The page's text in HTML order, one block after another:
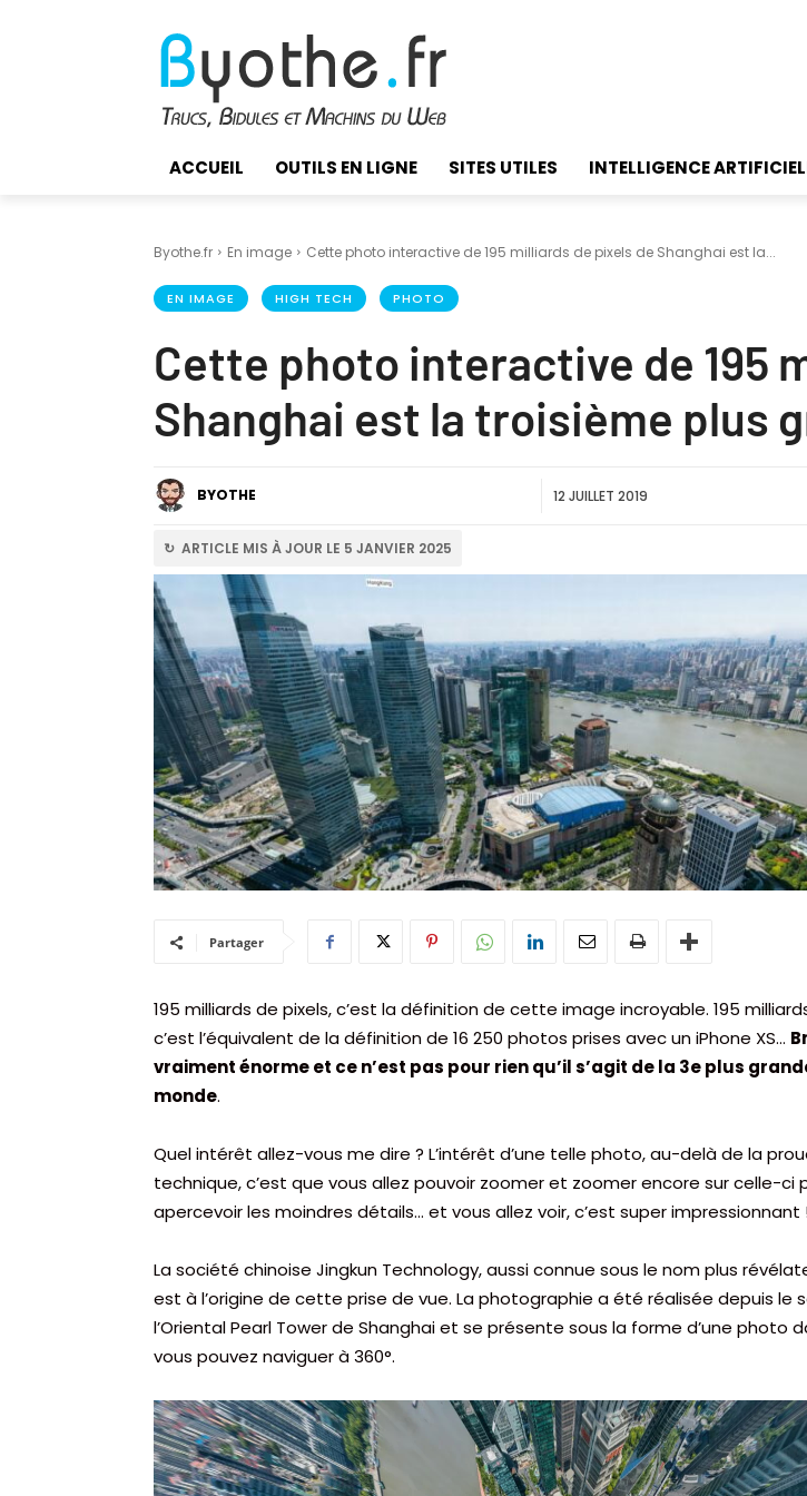
ACCUEIL OUTILS EN LIGNE SITES UTILES INTELLIGENCE
Byothe.fr En image Cette photo interactive de 195 milliards de pixels de Shanghai est la...
EN IMAGE HIGH TECH PHOTO
Cette photo interactive de 195
Shanghai est la troisième plus
BYOTHE 12 JUILLET 2019
↻ ARTICLE MIS À JOUR LE 5 JANVIER 2025
Partager
195 milliards de pixels, c’est la définition de cette image incroyable. 195
c’est l’équivalent de la définition de 16 250 photos prises avec un iPhone XS…
vraiment énorme et ce n’est pas pour rien qu’il s’agit de la 3e plus
monde.
Quel intérêt allez-vous me dire ? L’intérêt d’une telle photo, au-delà de la
technique, c’est que vous allez pouvoir zoomer et zoomer encore sur celle-ci
apercevoir les moindres détails… et vous allez voir, c’est super impressionnant
La société chinoise Jingkun Technology, aussi connue sous le nom plus
est à l’origine de cette prise de vue. La photographie a été réalisée depuis le
l’Oriental Pearl Tower de Shanghai et se présente sous la forme d’une photo
vous pouvez naviguer à 360°.